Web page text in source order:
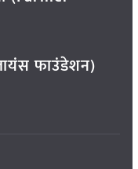
फाउंडेशन)